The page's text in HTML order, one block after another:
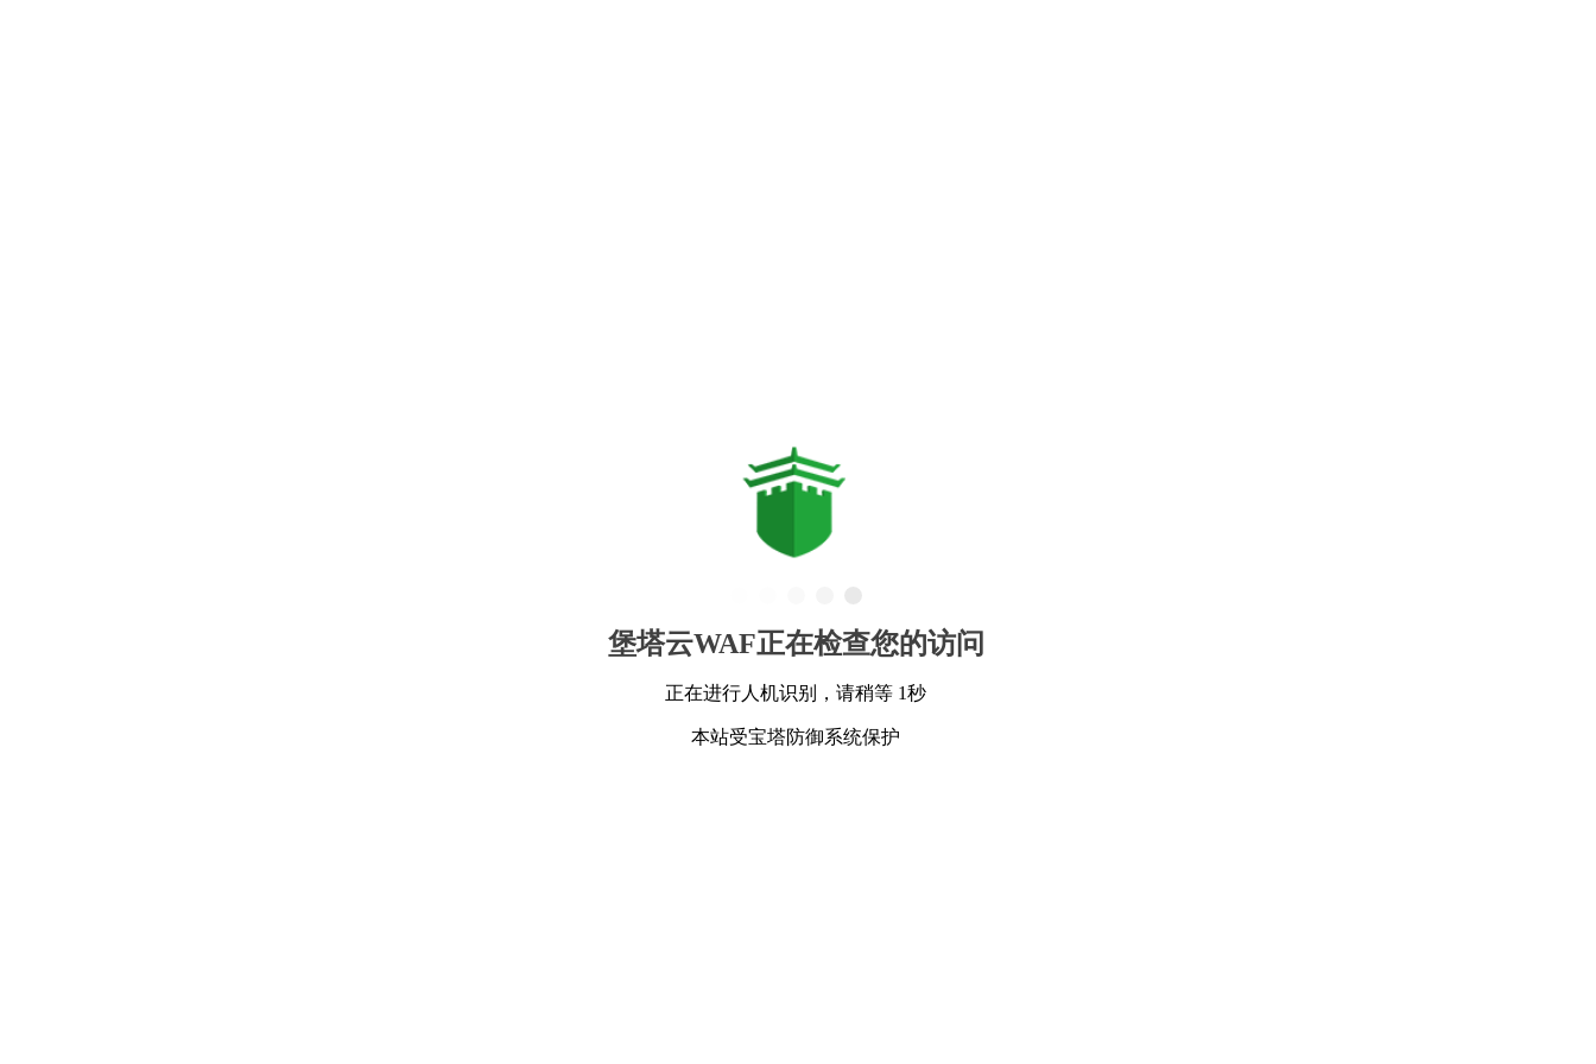
堡塔云WAF正在检查您的访问
正在进行人机识别，请稍等 1秒
本站受宝塔防御系统保护